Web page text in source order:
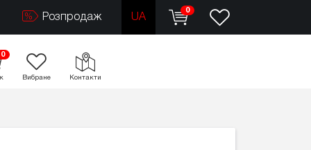
Розпродаж UA
0
0
Вибране Контакти